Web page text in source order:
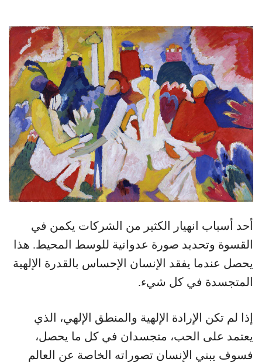
أحد أسباب انهيار الكثير من الشركات يكمن في
القسوة وتحديد صورة عدوانية للوسط المحيط. هذا
يحصل عندما يفقد الإنسان الإحساس بالقدرة الإلهية
المتجسدة في كل شيء.
إذا لم تكن الإرادة الإلهية والمنطق الإلهي، الذي
يعتمد على الحب، متجسدان في كل ما يحصل،
فسوف يبني الإنسان تصوراته الخاصة عن العالم